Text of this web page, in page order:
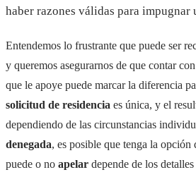
haber razones válidas para impugnar
Entendemos lo frustrante que puede ser
y queremos asegurarnos de que contar
que le apoye puede marcar la diferencia
solicitud de residencia es única, y el
dependiendo de las circunstancias
denegada, es posible que tenga la opción
puede o no apelar depende de los detalles